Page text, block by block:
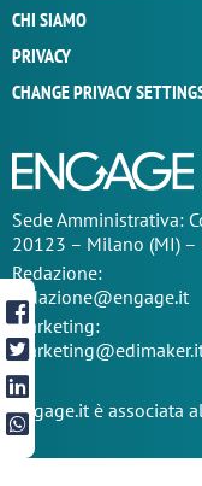
CHI SIAMO
PRIVACY
CHANGE PRIVACY
SedeAmministrativa:
20123 – Milano (MI) –
Redazione:
redazione@engage.it
Marketing:
Engage.it è associata